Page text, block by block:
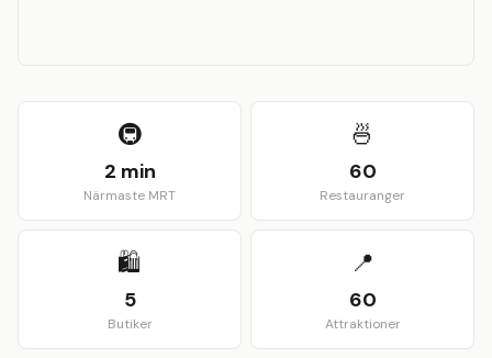
🚇
2 min
Närmaste MRT
🍜
60
Restauranger
🛍️
5
Butiker
📍
60
Attraktioner